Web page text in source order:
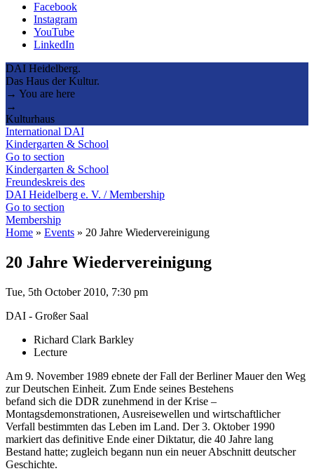
Facebook
Instagram
YouTube
LinkedIn
DAI Heidelberg.
Das Haus der Kultur.
→ You are here
→
Kulturhaus
International DAI
Kindergarten & School
Go to section
Kindergarten & School
Freundeskreis des
DAI Heidelberg e. V. / Membership
Go to section
Membership
Home » Events » 20 Jahre Wiedervereinigung
20 Jahre Wiedervereinigung
Tue, 5th October 2010, 7:30 pm
DAI - Großer Saal
Richard Clark Barkley
Lecture
Am 9. November 1989 ebnete der Fall der Berliner Mauer den Weg
zur Deutschen Einheit. Zum Ende seines Bestehens
befand sich die DDR zunehmend in der Krise –
Montagsdemonstrationen, Ausreisewellen und wirtschaftlicher
Verfall bestimmten das Leben im Land. Der 3. Oktober 1990
markiert das definitive Ende einer Diktatur, die 40 Jahre lang
Bestand hatte; zugleich begann nun ein neuer Abschnitt deutscher
Geschichte.